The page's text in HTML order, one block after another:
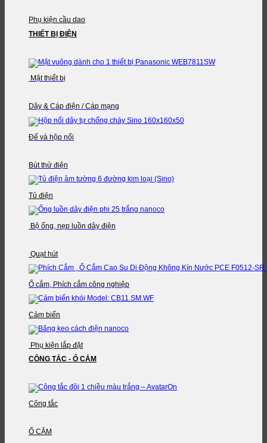
Phụ kiện cầu dao
THIẾT BỊ ĐIỆN
Mặt thiết bị
Dây & Cáp điện / Cáp mạng
Đế và hộp nối
Bút thử điện
Tủ điện
Bộ ống, nẹp luồn dây điện
Quạt hút
Ổ cắm, Phích cắm công nghiệp
Cảm biến
Phụ kiện lắp đặt
CÔNG TẮC - Ổ CẮM
Công tắc
Ổ CẮM